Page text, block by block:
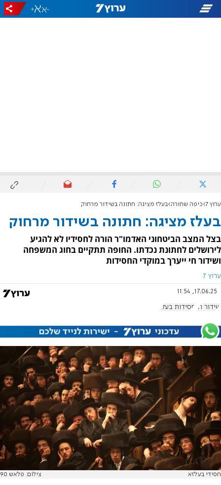
-
+
ערוץ 7 כיפה שחורה בעלז מציגה: חתונה בשידור מרחוק
בעלז מציגה: חתונה בשידור מרחוק
בצל המצב הביטחוני האדמו"ר הורה לחסידיו לא להגיע
לירושלים לחתונת נכדתו. החופה תתקיים בחוג המשפחה
ושידור חי ייערך במוקדי החסידות
ערוץ 7
17.06.25, 11:54
שידור חי חסידות בעלז
חסידי בעלזא צילום: פלאש 90